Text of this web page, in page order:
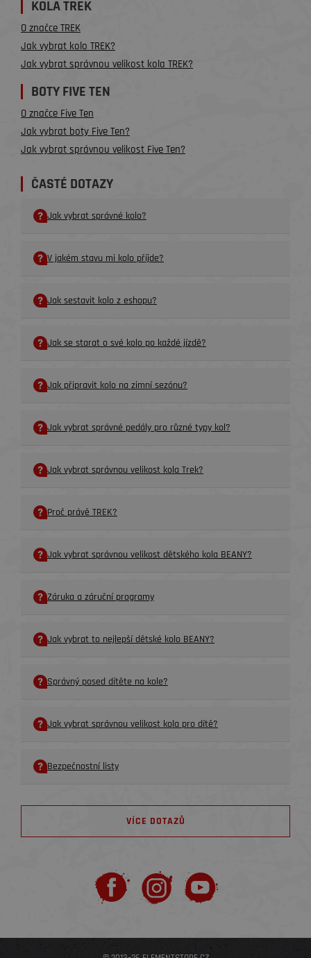
KOLA TREK
O značce TREK
Jak vybrat kolo TREK?
Jak vybrat správnou velikost kola TREK?
BOTY FIVE TEN
O značce Five Ten
Jak vybrat boty Five Ten?
Jak vybrat správnou velikost Five Ten?
ČASTÉ DOTAZY
Jak vybrat správné kolo?
V jakém stavu mi kolo příjde?
Jak sestavit kolo z eshopu?
Jak se starat o své kolo po každé jízdě?
Jak připravit kolo na zimní sezónu?
Jak vybrat správné pedály pro různé typy kol?
Jak vybrat správnou velikost kola Trek?
Proč právě TREK?
Jak vybrat správnou velikost dětského kola BEANY?
Záruka a záruční programy
Jak vybrat to nejlepší dětské kolo BEANY?
Správný posed dítěte na kole?
Jak vybrat správnou velikost kola pro dítě?
Bezpečnostní listy
VÍCE DOTAZŮ